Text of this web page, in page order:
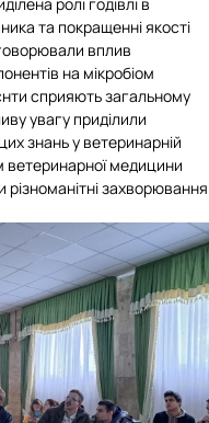
та покращенні якості
вплив
на мікробіом
сприяють загальному
увагу приділили
знань у ветеринарній
ветеринарної медицини
захворювання